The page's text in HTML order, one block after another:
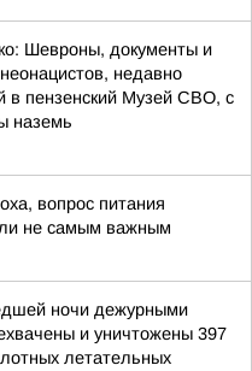
Шевроны, документы и
неонацистов, недавно
в пензенский Музей СВО, с
наземь
вопрос питания
ли не самым важным
ночи дежурными
и уничтожены 397
летательных